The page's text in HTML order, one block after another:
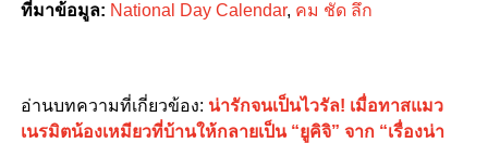
ที่มาข้อมูล: National Day Calendar, คม ชัด ลึก
อ่านบทความที่เกี่ยวข้อง: น่ารักจนเป็นไวรัล! เมื่อทาสแมว
เนรมิตน้องเหมียวที่บ้านให้กลายเป็น “ยูคิจิ” จาก “เรื่องน่า